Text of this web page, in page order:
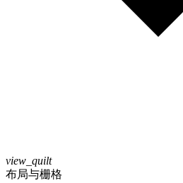
view_quilt
布局与栅格